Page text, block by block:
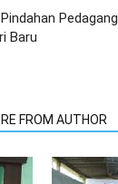
Pedagang
Baru
FROM AUTHOR